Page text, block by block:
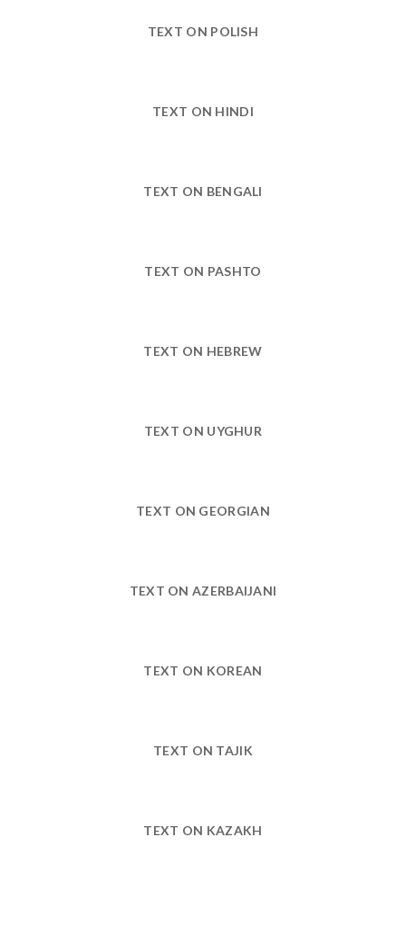
TEXT ON POLISH
TEXT ON HINDI
TEXT ON BENGALI
TEXT ON PASHTO
TEXT ON HEBREW
TEXT ON UYGHUR
TEXT ON GEORGIAN
TEXT ON AZERBAIJANI
TEXT ON KOREAN
TEXT ON TAJIK
TEXT ON KAZAKH